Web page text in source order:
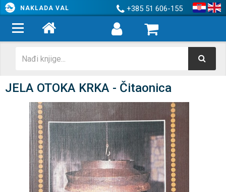
NAKLADA VAL +385 51 606-155
JELA OTOKA KRKA - Čitaonica